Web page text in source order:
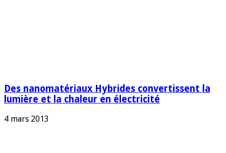
Des nanomatériaux Hybrides convertissent la
lumière et la chaleur en électricité
4 mars 2013